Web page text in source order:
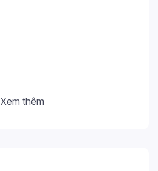
Xem thêm